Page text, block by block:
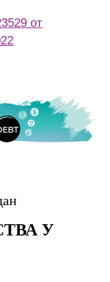
от
У